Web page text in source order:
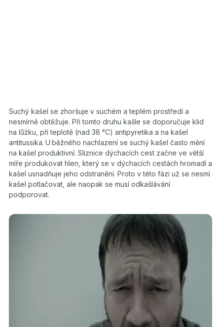
Suchý kašel se zhoršuje v suchém a teplém prostředí a
nesmírně obtěžuje. Při tomto druhu kašle se doporučuje klid
na lůžku, při teplotě (nad 38 °C) antipyretika a na kašel
antitussika. U běžného nachlazení se suchý kašel často mění
na kašel produktivní. Sliznice dýchacích cest začne ve větší
míře produkovat hlen, který se v dýchacích cestách hromadí a
kašel usnadňuje jeho odstranění. Proto v této fázi už se nesmí
kašel potlačovat, ale naopak se musí odkašlávání
podporovat.